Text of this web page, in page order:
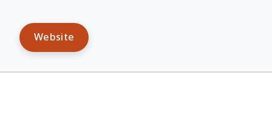
Website